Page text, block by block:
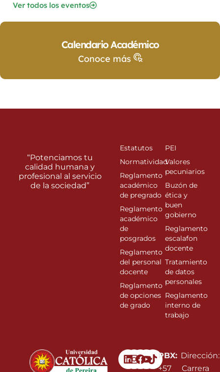
Ver todos los eventos
Calendario Académico
Conoce más
Linkedin
Instagram
Facebook
Youtube
PBX:
+57
Dirección:
Carrera
“Potenciamos tu
calidad humana y
profesional al servicio
de la sociedad”
Estatutos
Normatividad
Reglamento
académico
de pregrado
Reglamento
académico
de
posgrados
Reglamento
del personal
docente
Reglamento
de opciones
de grado
PEI
Valores
pecuniarios
Buzón de
ética y
buen
gobierno
Reglamento
escalafon
docente
Tratamiento
de datos
personales
Reglamento
interno de
trabajo